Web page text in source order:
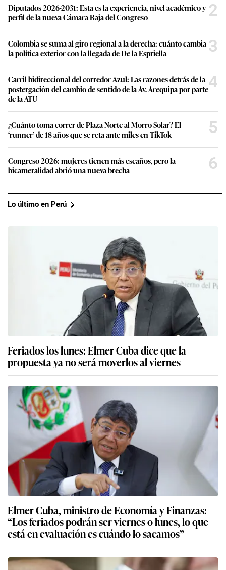
Diputados 2026-2031: Esta es la experiencia, nivel académico y
perfil de la nueva Cámara Baja del Congreso
2
Colombia se suma al giro regional a la derecha: cuánto cambia
la política exterior con la llegada de De la Espriella
3
Carril bidireccional del corredor Azul: Las razones detrás de la
postergación del cambio de sentido de la Av. Arequipa por parte
de la ATU
4
¿Cuánto toma correr de Plaza Norte al Morro Solar? El
‘runner’ de 18 años que se reta ante miles en TikTok
5
Congreso 2026: mujeres tienen más escaños, pero la
bicameralidad abrió una nueva brecha
6
Lo último en Perú
Feriados los lunes: Elmer Cuba dice que la
propuesta ya no será moverlos al viernes
Elmer Cuba, ministro de Economía y Finanzas:
“Los feriados podrán ser viernes o lunes, lo que
está en evaluación es cuándo lo sacamos”